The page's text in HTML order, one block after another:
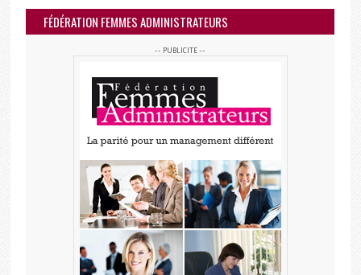
FÉDÉRATION FEMMES ADMINISTRATEURS
-- PUBLICITE --